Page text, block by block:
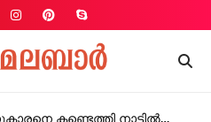
കണ്ടെത്തി നാട്ടിൽ